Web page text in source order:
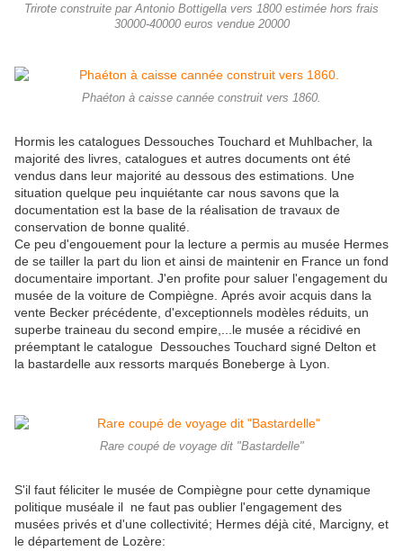
Trirote construite par Antonio Bottigella vers 1800 estimée hors frais
30000-40000 euros vendue 20000
Phaéton à caisse cannée construit vers 1860.
Hormis les catalogues Dessouches Touchard et Muhlbacher, la
majorité des livres, catalogues et autres documents ont été
vendus dans leur majorité au dessous des estimations. Une
situation quelque peu inquiétante car nous savons que la
documentation est la base de la réalisation de travaux de
conservation de bonne qualité.
Ce peu d'engouement pour la lecture a permis au musée Hermes
de se tailler la part du lion et ainsi de maintenir en France un fond
documentaire important. J'en profite pour saluer l'engagement du
musée de la voiture de Compiègne. Aprés avoir acquis dans la
vente Becker précédente, d'exceptionnels modèles réduits, un
superbe traineau du second empire,...le musée a récidivé en
préemptant le catalogue Dessouches Touchard signé Delton et
la bastardelle aux ressorts marqués Boneberge à Lyon.
Rare coupé de voyage dit "Bastardelle"
S'il faut féliciter le musée de Compiègne pour cette dynamique
politique muséale il ne faut pas oublier l'engagement des
musées privés et d'une collectivité; Hermes déjà cité, Marcigny, et
le département de Lozère: